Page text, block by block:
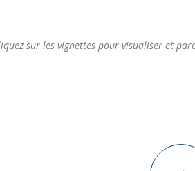
sur les vignettes pour visualiser et